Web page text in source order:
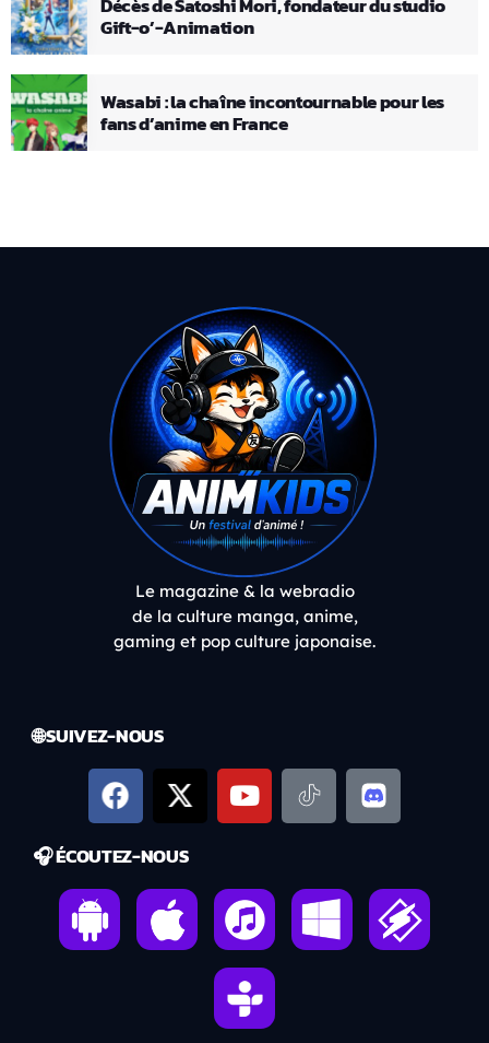
Gift-o’-Animation
Wasabi : la chaîne incontournable pour les
fans d’anime en France
Le magazine & la webradio
de la culture manga, anime,
gaming et pop culture japonaise.
🌐 SUIVEZ-NOUS
🎧 ÉCOUTEZ-NOUS